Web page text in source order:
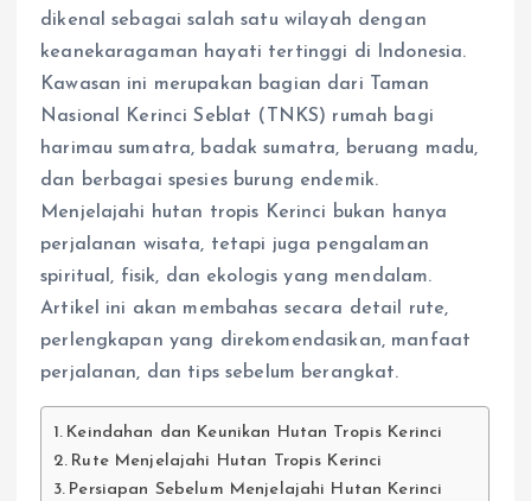
dikenal sebagai salah satu wilayah dengan
keanekaragaman hayati tertinggi di Indonesia.
Kawasan ini merupakan bagian dari Taman
Nasional Kerinci Seblat (TNKS) rumah bagi
harimau sumatra, badak sumatra, beruang madu,
dan berbagai spesies burung endemik.
Menjelajahi hutan tropis Kerinci bukan hanya
perjalanan wisata, tetapi juga pengalaman
spiritual, fisik, dan ekologis yang mendalam.
Artikel ini akan membahas secara detail rute,
perlengkapan yang direkomendasikan, manfaat
perjalanan, dan tips sebelum berangkat.
Keindahan dan Keunikan Hutan Tropis Kerinci
Rute Menjelajahi Hutan Tropis Kerinci
Persiapan Sebelum Menjelajahi Hutan Kerinci